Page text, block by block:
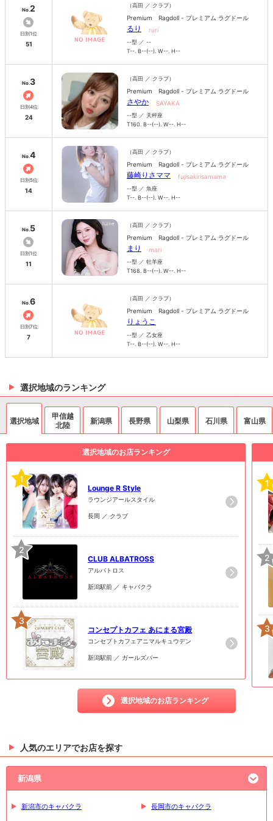
No.2
日別1位
51
（高田 ／ クラブ）
Premium Ragdoll - プレミアム ラグドール
るり ruri
--型 ／ --
T--. B--(--). W--. H--
No.3
日別4位
24
（高田 ／ クラブ）
Premium Ragdoll - プレミアム ラグドール
さやか SAYAKA
--型 ／ 天秤座
T160. B--(--). W--. H--
No.4
日別5位
14
（高田 ／ クラブ）
Premium Ragdoll - プレミアム ラグドール
藤崎りさママ fujisakirisamama
--型 ／ 魚座
T--. B--(--). W--. H--
No.5
日別1位
11
（高田 ／ クラブ）
Premium Ragdoll - プレミアム ラグドール
まり mari
--型 ／ 牡羊座
T168. B--(--). W--. H--
No.6
日別7位
7
（高田 ／ クラブ）
Premium Ragdoll - プレミアム ラグドール
りょうこ
--型 ／ 乙女座
T--. B--(--). W--. H--
選択地域のランキング
選択地域
甲信越
北陸
新潟県 長野県 山梨県 石川県 富山県
選択地域のお店ランキング
1
Lounge R Style
ラウンジアールスタイル
長岡 ／ クラブ
2
CLUB ALBATROSS
アルバトロス
新潟駅前 ／ キャバクラ
3
コンセプトカフェ あにまる宮殿
コンセプトカフェアニマルキュウデン
新潟駅前 ／ ガールズバー
選択地域のお店ランキング
1
2
3
人気のエリアでお店を探す
新潟県
新潟市のキャバクラ 長岡市のキャバクラ